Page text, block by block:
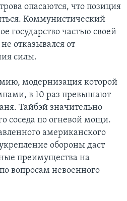
опасаются, что позиция
Коммунистический
государство частью своей
отказывался от
силы.
модернизация которой
в 10 раз превышают
Тайбэй значительно
соседа по огневой мощи.
американского
обороны даст
преимущества на
вопросам невоенного